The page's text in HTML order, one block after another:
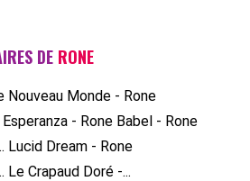
DE RONE
Nouveau Monde - Rone
Esperanza - Rone Babel - Rone
Lucid Dream - Rone
Le Crapaud Doré -...